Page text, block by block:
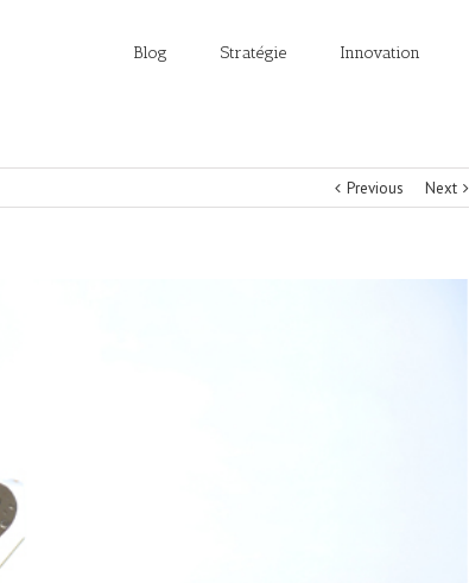
Blog Stratégie Innovation
Previous Next